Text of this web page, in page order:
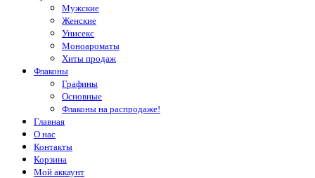
Мужские
Женские
Унисекс
Моноароматы
Хиты продаж
Флаконы
Графины
Основные
Флаконы на распродаже!
Главная
О нас
Контакты
Корзина
Мой аккаунт